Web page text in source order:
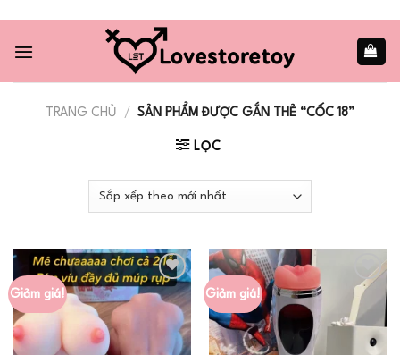
content
TRANG CHỦ / SẢN PHẨM ĐƯỢC GẮN THẺ “CỐC 18”
LỌC
Giảm giá!
Add to
wishlist
Giảm giá!
Add to
wishlist